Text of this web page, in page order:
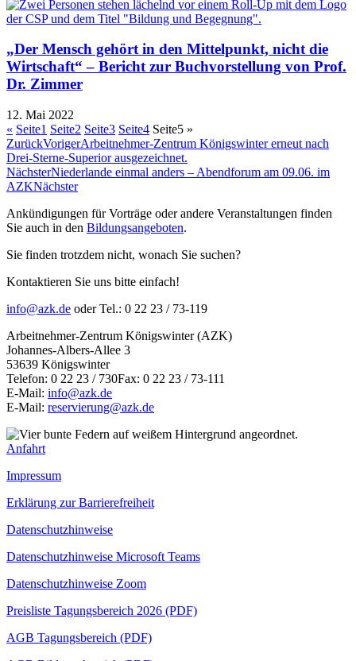
„Der Mensch gehört in den Mittelpunkt, nicht die
Wirtschaft“ – Bericht zur Buchvorstellung von Prof.
Dr. Zimmer
12. Mai 2022
« Seite1 Seite2 Seite3 Seite4 Seite5 »
ZurückVorigerArbeitnehmer-Zentrum Königswinter erneut nach
Drei-Sterne-Superior ausgezeichnet.
NächsterNiederlande einmal anders – Abendforum am 09.06. im
AZKNächster
Ankündigungen für Vorträge oder andere Veranstaltungen finden
Sie auch in den Bildungsangeboten.
Sie finden trotzdem nicht, wonach Sie suchen?
Kontaktieren Sie uns bitte einfach!
info@azk.de oder Tel.: 0 22 23 / 73-119
Arbeitnehmer-Zentrum Königswinter (AZK)
Johannes-Albers-Allee 3
53639 Königswinter
Telefon: 0 22 23 / 730Fax: 0 22 23 / 73-111
E-Mail: info@azk.de
E-Mail: reservierung@azk.de
Anfahrt
Impressum
Erklärung zur Barrierefreiheit
Datenschutzhinweise
Datenschutzhinweise Microsoft Teams
Datenschutzhinweise Zoom
Preisliste Tagungsbereich 2026 (PDF)
AGB Tagungsbereich (PDF)